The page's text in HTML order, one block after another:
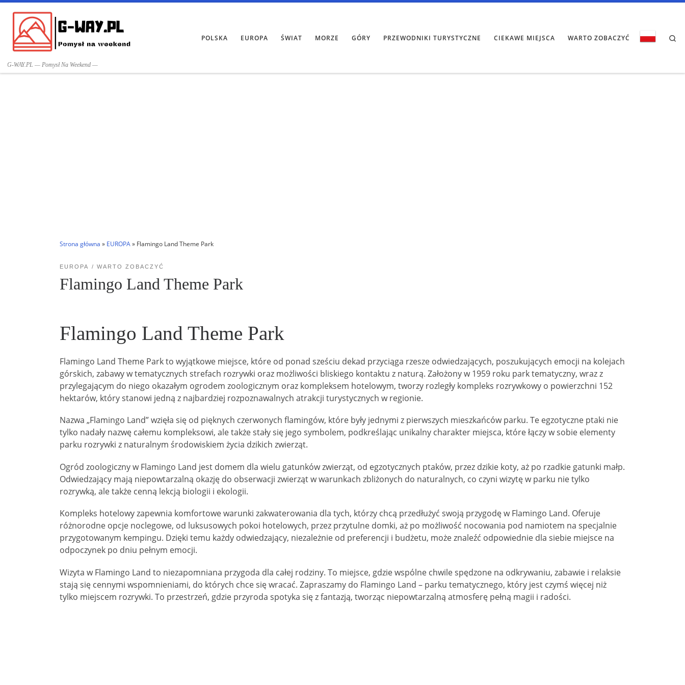
Przejdź do treści
G-WAY.PL — Pomysł Na Weekend —
POLSKA EUROPA ŚWIAT MORZE GÓRY PRZEWODNIKI TURYSTYCZNE CIEKAWE MIEJSCA WARTO ZOBACZYĆ
Strona główna » EUROPA» Flamingo Land Theme Park
EUROPA WARTO ZOBACZYĆ
Flamingo Land Theme Park
Flamingo Land Theme Park
Flamingo Land Theme Park to wyjątkowe miejsce, które od ponad sześciu dekad przyciąga rzesze odwiedzających, poszukujących emocji na kolejach
górskich, zabawy w tematycznych strefach rozrywki oraz możliwości bliskiego kontaktu z naturą. Założony w 1959 roku park tematyczny, wraz z
przylegającym do niego okazałym ogrodem zoologicznym oraz kompleksem hotelowym, tworzy rozległy kompleks rozrywkowy o powierzchni 152
hektarów, który stanowi jedną z najbardziej rozpoznawalnych atrakcji turystycznych w regionie.
Nazwa „Flamingo Land” wzięła się od pięknych czerwonych flamingów, które były jednymi z pierwszych mieszkańców parku. Te egzotyczne ptaki nie
tylko nadały nazwę całemu kompleksowi, ale także stały się jego symbolem, podkreślając unikalny charakter miejsca, które łączy w sobie elementy
parku rozrywki z naturalnym środowiskiem życia dzikich zwierząt.
Ogród zoologiczny w Flamingo Land jest domem dla wielu gatunków zwierząt, od egzotycznych ptaków, przez dzikie koty, aż po rzadkie gatunki małp.
Odwiedzający mają niepowtarzalną okazję do obserwacji zwierząt w warunkach zbliżonych do naturalnych, co czyni wizytę w parku nie tylko
rozrywką, ale także cenną lekcją biologii i ekologii.
Kompleks hotelowy zapewnia komfortowe warunki zakwaterowania dla tych, którzy chcą przedłużyć swoją przygodę w Flamingo Land. Oferuje
różnorodne opcje noclegowe, od luksusowych pokoi hotelowych, przez przytulne domki, aż po możliwość nocowania pod namiotem na specjalnie
przygotowanym kempingu. Dzięki temu każdy odwiedzający, niezależnie od preferencji i budżetu, może znaleźć odpowiednie dla siebie miejsce na
odpoczynek po dniu pełnym emocji.
Wizyta w Flamingo Land to niezapomniana przygoda dla całej rodziny. To miejsce, gdzie wspólne chwile spędzone na odkrywaniu, zabawie i relaksie
stają się cennymi wspomnieniami, do których chce się wracać. Zapraszamy do Flamingo Land – parku tematycznego, który jest czymś więcej niż
tylko miejscem rozrywki. To przestrzeń, gdzie przyroda spotyka się z fantazją, tworząc niepowtarzalną atmosferę pełną magii i radości.